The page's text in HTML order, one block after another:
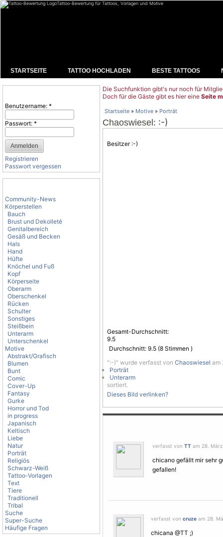
Tattoo-Bewertung für Tattoos, Vorlagen und Motive
STARTSEITE TATTOO HOCHLADEN BESTE TATTOOS
Benutzername: *
Passwort: *
Registrieren
Passwort vergessen
Community-News
Körperstellen
Bauch
Brust und Dekolleté
Genitalbereich
Gesäß und Becken
Hals
Hand
Hüfte
Knöchel und Fuß
Kopf
Körperseite
Oberarm
Oberschenkel
Rücken
Schulter
Sonstiges
Steißbein
Unterarm
Unterschenkel
Motive
Abstrakt/Grafisch
Blumen
Bunt
Comic
Cover-Up
Fantasy
Gurke
Horror und Tod
in progress
Japanisch
Keltisch
Liebe
Natur
Porträt
Religiös
Schwarz-Weiß
Tattoo-Vorlagen
Text
Tiere
Traditionell
Tribal
Suche
Super-Suche
Häufige Fragen
Die Suchfunktion gibt's nur noch für
Doch für die Gäste gibt es hier eine Seite
Startseite » Motive » Porträt
Chaoswiesel : :-)
Besitzer :-)
Gesamt-Durchschnitt:
9.5
Durchschnitt: 9.5 (8 Stimmen )
":-)" wurde verfasst von Chaoswiesel am
Porträt
Unterarm
sortiert.
Dieses Bild verlinken?
verfasst von TT am 28.
chicano gefällt mir sehr
gefallen!
verfasst von cruze am 28.
chicana @TT ;)